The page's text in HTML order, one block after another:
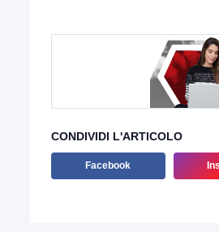
CONDIVIDI L'ARTICOLO
Facebook